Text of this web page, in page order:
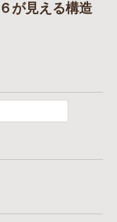
が見える構造